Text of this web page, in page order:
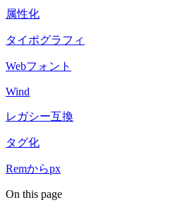
属性化
タイポグラフィ
Webフォント
Wind
レガシー互換
タグ化
Remからpx
On this page